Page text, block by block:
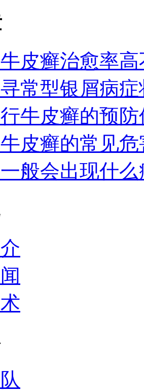
皮癣治愈率高
常型银屑病症
牛皮癣的预防
皮癣的常见
般会出现什